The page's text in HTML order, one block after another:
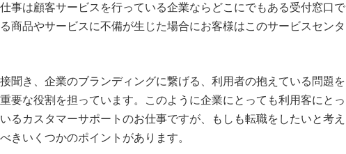
事は顧客サービスを行っている企業ならどこにでもある受付窓口で
商品やサービスに不備が生じた場合にお客様はこのサービスセンタ
聞き、企業のブランディングに繋げる、利用者の抱えている問題を
要な役割を担っています。このように企業にとっても利用客にとっ
るカスタマーサポートのお仕事ですが、もしも転職をしたいと考え
きいくつかのポイントがあります。